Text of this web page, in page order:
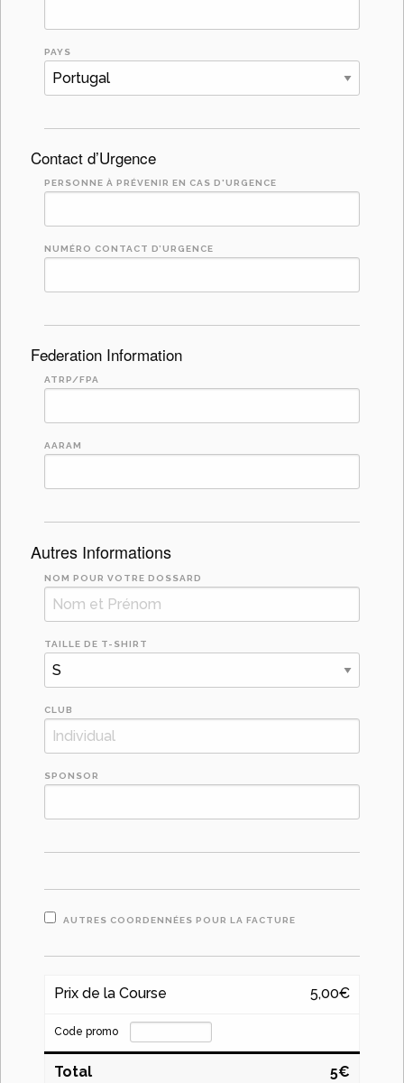
PAYS
Contact d’Urgence
PERSONNE À PRÉVENIR EN CAS D'URGENCE
NUMÉRO CONTACT D’URGENCE
Federation Information
ATRP/FPA
AARAM
Autres Informations
NOM POUR VOTRE DOSSARD
TAILLE DE T-SHIRT
CLUB
SPONSOR
AUTRES COORDENNÉES POUR LA FACTURE
Prix de la Course 5,00€
Code promo
Total 5€